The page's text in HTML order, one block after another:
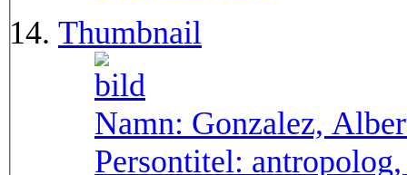
Thumbnail
Namn: Gonzalez,
Persontitel: